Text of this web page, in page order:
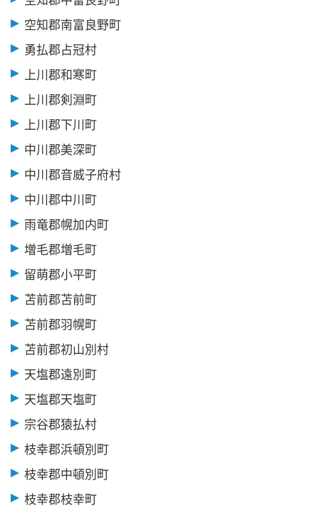
空知郡南富良野町
勇払郡占冠村
上川郡和寒町
上川郡剣淵町
上川郡下川町
中川郡美深町
中川郡音威子府村
中川郡中川町
雨竜郡幌加内町
増毛郡増毛町
留萌郡小平町
苫前郡苫前町
苫前郡羽幌町
苫前郡初山別村
天塩郡遠別町
天塩郡天塩町
宗谷郡猿払村
枝幸郡浜頓別町
枝幸郡中頓別町
枝幸郡枝幸町